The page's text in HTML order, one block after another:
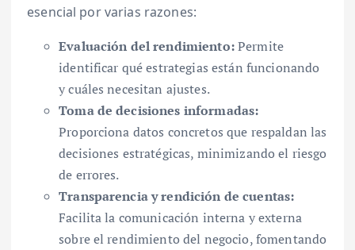
esencial por varias razones:
Evaluación del rendimiento:Permite
identificar qué estrategias están funcionando
y cuáles necesitan ajustes.
Toma de decisiones informadas:
Proporciona datos concretos que respaldan las
decisiones estratégicas, minimizando el riesgo
de errores.
Transparencia y rendición de cuentas:
Facilita la comunicación interna y externa
sobre el rendimiento del negocio, fomentando